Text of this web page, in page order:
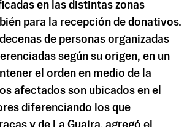
en las distintas zonas
para la recepción de donativos.
de personas organizadas
según su origen, en un
el orden en medio de la
afectados son ubicados en el
diferenciando los que